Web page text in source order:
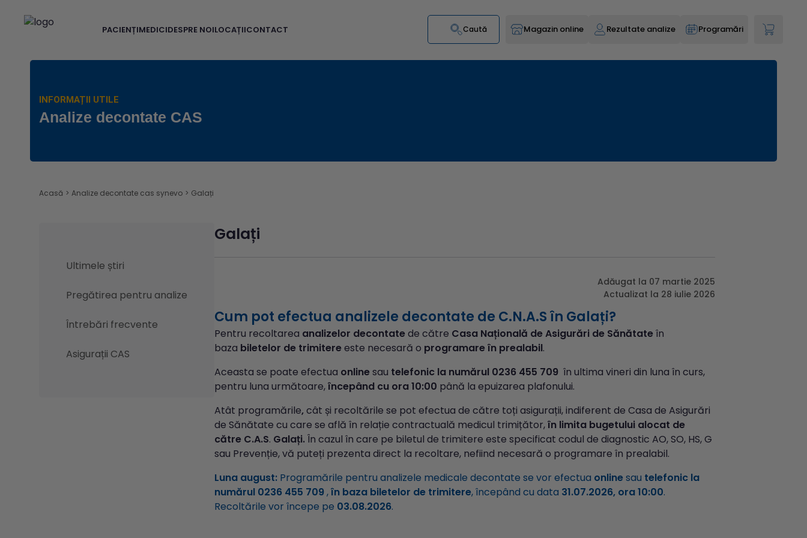
PACIENȚIMEDICIDESPRE NOILOCAȚIICONTACT Caută Magazin online Rezultate analize Programări
INFORMAȚII UTILE
Analize decontate CAS
Acasă > Analize decontate cas synevo > Galați
Ultimele știri
Pregătirea pentru analize
Întrebări frecvente
Asigurații CAS
Galați
Adăugat la 07 martie 2025
Actualizat la 28 iulie 2026
Cum pot efectua analizele decontate de C.N.A.S în Galați?
Pentru recoltarea analizelor decontatede către Casa Națională de Asigurări de Sănătateîn
baza biletelor de trimitereeste necesară o programare în prealabil.
Aceasta se poate efectua onlinesau telefonic la numărul 0236 455 709 în ultima vineri din luna în curs,
pentru luna următoare,începând cu ora 10:00 până la epuizarea plafonului.
Atât programările,cât și recoltările se pot efectua de către toți asigurații, indiferent de Casa de Asigurări
de Sănătate cu care se află în relație contractuală medicul trimițător,în limita bugetului alocat de
către C.A.S. Galați.În cazul în care pe biletul de trimitere este specificat codul de diagnostic AO, SO, HS, G
sau Prevenție, vă puteți prezenta direct la recoltare, nefiind necesară o programare în prealabil.
Luna august: Programările pentru analizele medicale decontate se vor efectua onlinesau telefonic la
numărul 0236 455 709,în baza biletelor de trimitere, începând cu data 31.07.2026, ora 10:00.
Recoltările vor începe pe 03.08.2026.